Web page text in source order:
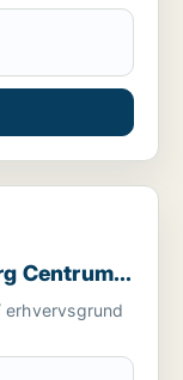
til leje i Aalborg
Centrum,